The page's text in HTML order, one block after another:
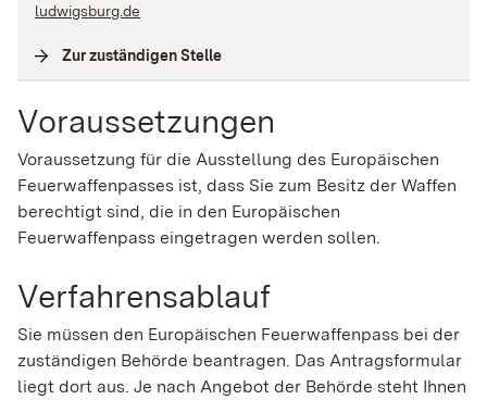
ludwigsburg.de
Zur zuständigen Stelle
Voraussetzungen
Voraussetzung für die Ausstellung des Europäischen
Feuerwaffenpasses ist, dass Sie zum Besitz der Waffen
berechtigt sind, die in den Europäischen
Feuerwaffenpass eingetragen werden sollen.
Verfahrensablauf
Sie müssen den Europäischen Feuerwaffenpass bei der
zuständigen Behörde beantragen. Das Antragsformular
liegt dort aus. Je nach Angebot der Behörde steht Ihnen